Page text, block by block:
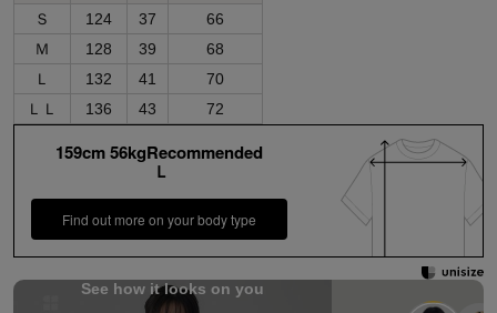
Ｓ
124 37
66
Ｍ
128 39
68
Ｌ
132 41
70
ＬＬ
136 43 72
159cm 56kgRecommended
Ｌ
Find out more on your body type
See how it looks on you